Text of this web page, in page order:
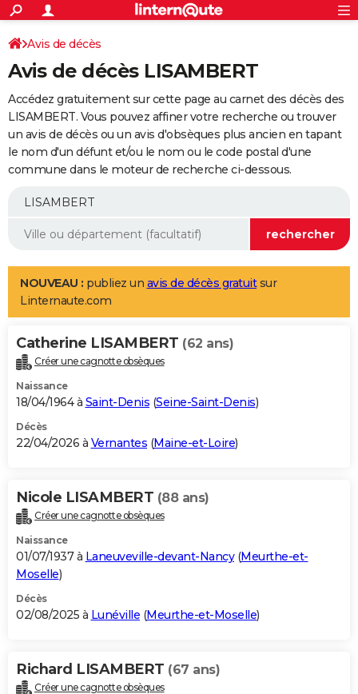
ACTUALITÉS
Politique
Société
Faits Divers
Education
Monde
Villes
+
SPORT
Coupe du monde 2026
Football
Tennis
Cyclisme
Rugby
Forum
Programme TV
TNTStreaming
Cinéma
Sorties cinéma
Musique
+FINANCE
Impôts
Immobilier
Risques naturels par ville
Banque
Assurance
Crédit
AUTO
Essais
Réserver un essai
Citadines
Berlines
SUV
Forum auto
+
Mobiles
Meilleur smartphone
Internet
Ordinateurs
Jeux vidéo
Guide high-tech
Aménagement intérieur
LIFESTYLE
Art de vivre
Bien-être
Loisirs
Mode
Modes de vie
Alimentation
Guide de la santé
Maladies
Médicaments
Sommeil
VOYAGE
Destinations
City break
Voyage nature
Voyage de noces
Forum
Climat
+PHOTO
GUIDES D'ACHAT
BONS PLANS
Carte de Noël
Carte Bonne année
Carte Saint-Valentin
Carte Pâques
Carte d'anniversaire
DICTIONNAIRE
Dictionnaire
Biographies
Citations
Expressions
Proverbes
PROGRAMME TV
COPAINS D'AVANT
S'inscrire
Se connecter
Lycées
Collèges
Primaires
Universités
Entreprises
Service militaire
Avis de recherche
AVIS DE DÉCÈS
Bricolage
Lifestyle
Culture
Sport
Auto
Television
Voyage
Cinema
Avis de décès
Avis de décès LISAMBERT
Accédez gratuitement sur cette page au carnet des décès des
LISAMBERT. Vous pouvez affiner votre recherche ou trouver
un avis de décès ou un avis d'obsèques plus ancien en tapant
le nom d'un défunt et/ou le nom ou le code postal d'une
commune dans le moteur de recherche ci-dessous.
NOUVEAU : publiez un avis de décès gratuitsur
Linternaute.com
Catherine LISAMBERT (62 ans)
Créer une cagnotte obsèques
Naissance
18/04/1964 à Saint-Denis (Seine-Saint-Denis)
Décès
22/04/2026 à Vernantes (Maine-et-Loire)
Nicole LISAMBERT (88 ans)
Créer une cagnotte obsèques
Naissance
01/07/1937 à Laneuveville-devant-Nancy(Meurthe-et-
Moselle)
Décès
02/08/2025 à Lunéville (Meurthe-et-Moselle)
Richard LISAMBERT (67 ans)
Créer une cagnotte obsèques